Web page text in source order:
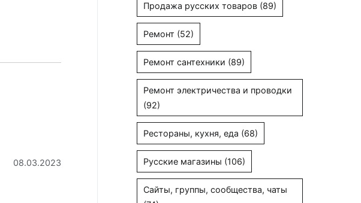
08.03.2023
Продажа русских товаров (89)
Ремонт (52)
Ремонт сантехники (89)
Ремонт электричества и проводки
(92)
Рестораны, кухня, еда (68)
Русские магазины (106)
Сайты, группы, сообщества, чаты